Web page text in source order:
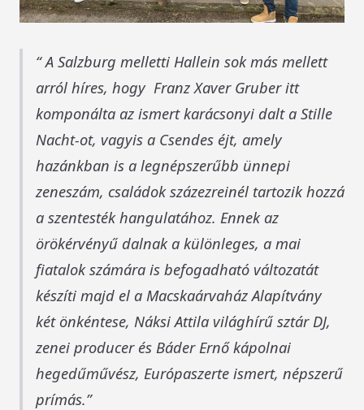
A Salzburg melletti Hallein sok más mellett
arról híres, hogy Franz Xaver Gruber itt
komponálta az ismert karácsonyi dalt a Stille
Nacht-ot, vagyis a Csendes éjt, amely
hazánkban is a legnépszerűbb ünnepi
zeneszám, családok százezreinél tartozik hozzá
a szentesték hangulatához. Ennek az
örökérvényű dalnak a különleges, a mai
fiatalok számára is befogadható változatát
készíti majd el a Macskaárvaház Alapítvány
két önkéntese, Náksi Attila világhírű sztár DJ,
zenei producer és Báder Ernő kápolnai
hegedűművész, Európaszerte ismert, népszerű
prímás.